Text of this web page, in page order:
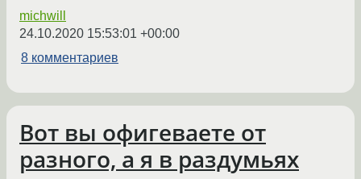
michwill
24.10.2020 15:53:01 +00:00
8 комментариев
Вот вы офигеваете от
разного, а я в раздумьях